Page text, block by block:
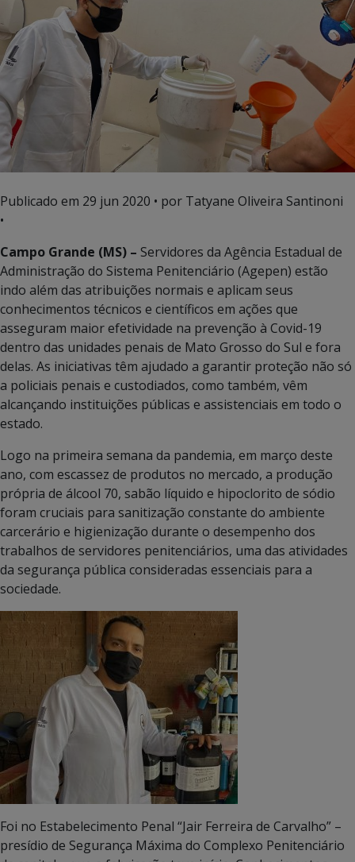
Publicado em 29 jun 2020 • por Tatyane Oliveira Santinoni
•
Campo Grande (MS) – Servidores da Agência Estadual de
Administração do Sistema Penitenciário (Agepen) estão
indo além das atribuições normais e aplicam seus
conhecimentos técnicos e científicos em ações que
asseguram maior efetividade na prevenção à Covid-19
dentro das unidades penais de Mato Grosso do Sul e fora
delas. As iniciativas têm ajudado a garantir proteção não só
a policiais penais e custodiados, como também, vêm
alcançando instituições públicas e assistenciais em todo o
estado.
Logo na primeira semana da pandemia, em março deste
ano, com escassez de produtos no mercado, a produção
própria de álcool 70, sabão líquido e hipoclorito de sódio
foram cruciais para sanitização constante do ambiente
carcerário e higienização durante o desempenho dos
trabalhos de servidores penitenciários, uma das atividades
da segurança pública consideradas essenciais para a
sociedade.
Foi no Estabelecimento Penal “Jair Ferreira de Carvalho” –
presídio de Segurança Máxima do Complexo Penitenciário